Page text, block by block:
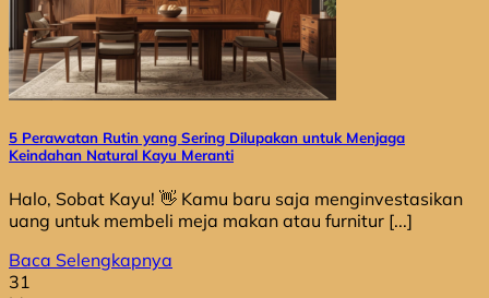
5 Perawatan Rutin yang Sering Dilupakan untuk Menjaga
Keindahan Natural Kayu Meranti
Halo, Sobat Kayu! 👋 Kamu baru saja menginvestasikan
uang untuk membeli meja makan atau furnitur [...]
Baca Selengkapnya
31